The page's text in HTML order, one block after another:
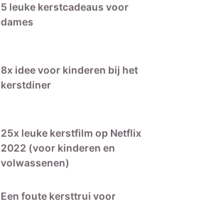
5 leuke kerstcadeaus voor
dames
8x idee voor kinderen bij het
kerstdiner
25x leuke kerstfilm op Netflix
2022 (voor kinderen en
volwassenen)
Een foute kersttrui voor